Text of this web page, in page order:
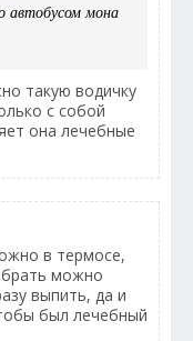
автобусом мона
такую водичку
с собой
она лечебные
в термосе,
можно
выпить, да и
был лечебный